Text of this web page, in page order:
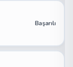
Başarılı